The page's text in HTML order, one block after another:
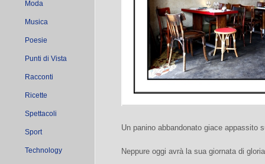
Moda
Musica
Poesie
Punti di Vista
Racconti
Ricette
Spettacoli
Sport
Technology
Un panino abbandonato giace appassito
Neppure oggi avrà la sua giornata di